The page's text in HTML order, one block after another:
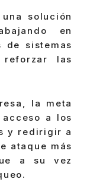
solución
en
de sistemas
las
la meta
a los
y redirigir a
ataque más
a su vez